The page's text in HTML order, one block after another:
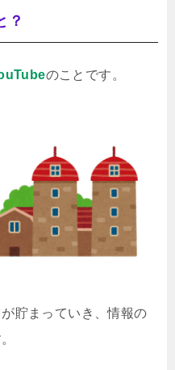
？
のことです。
貯まっていき、情報の